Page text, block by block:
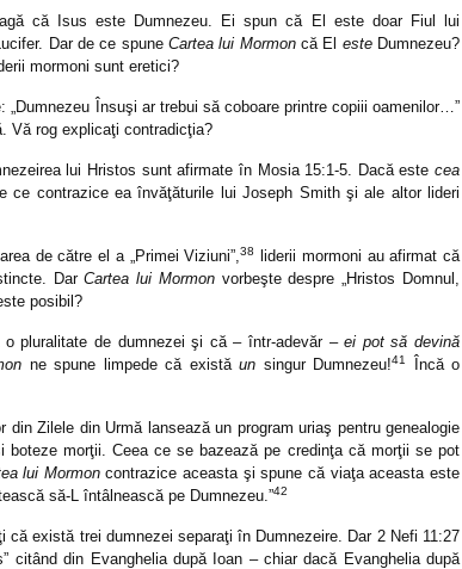
că Isus este Dumnezeu. Ei spun că El este doar Fiul lui
Dar de ce spune Cartea lui Mormoncă El esteDumnezeu?
mormoni sunt eretici?
Însuşi ar trebui să coboare printre copiii oamenilor…”
Vă rog explicaţi contradicţia?
lui Hristos sunt afirmate în Mosia 15:1-5. Dacă este cea
ce contrazice ea învăţăturile lui Joseph Smith şi ale altor lideri
de către el a „Primei Viziuni”,38
liderii mormoni au afirmat că
DarCartea lui Mormonvorbeşte despre „Hristos Domnul,
posibil?
pluralitate de dumnezei şi că – într-adevăr –ei pot să devină
ne spune limpede că există un singur Dumnezeu!41
Încă o
Zilele din Urmă lansează un program uriaş pentru genealogie
morţii. Ceea ce se bazează pe credinţa că morţii se pot
lui Mormoncontrazice aceasta şi spune că viaţa aceasta este
să-L întâlnească pe Dumnezeu.”42
există trei dumnezei separaţi în Dumnezeire. Dar 2 Nefi 11:27
citând din Evanghelia după Ioan – chiar dacă Evanghelia după